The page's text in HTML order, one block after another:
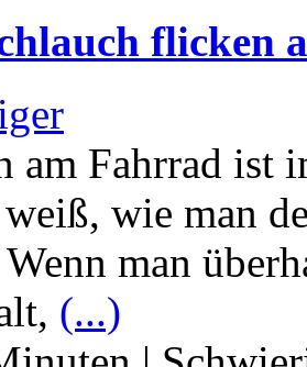
flicken
am Fahrrad ist
wie man
man
(...)